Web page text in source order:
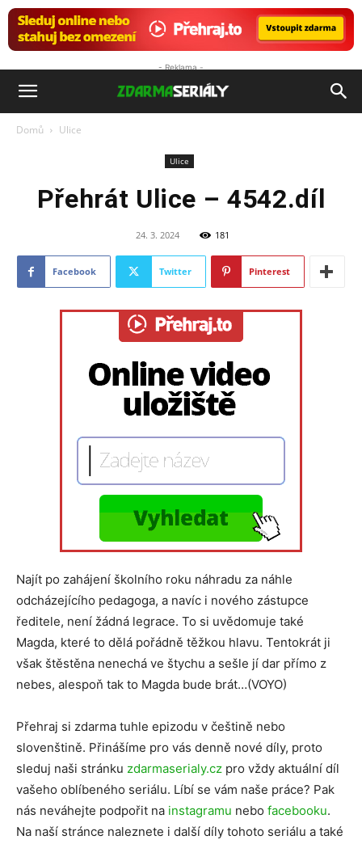
- Reklama -
ZdarmaSeriály.cz
Domů Ulice
Ulice
Přehrát Ulice – 4542.díl
24. 3. 2024 181
Facebook Twitter Pinterest
Najít po zahájení školního roku náhradu za náhle
odcházejícího pedagoga, a navíc i nového zástupce
ředitele, není žádná legrace. To si uvědomuje také
Magda, které to dělá pořádně těžkou hlavu. Tentokrát ji
však štěstěna nenechá ve štychu a sešle jí dar přímo z
nebes, alespoň tak to Magda bude brát…(VOYO)
Přehraj si zdarma tuhle epizodu v češtině nebo
slovenštině. Přinášíme pro vás denně nové díly, proto
sleduj naši stránku zdarmaserialy.cz pro vždy aktuální díl
vašeho oblíbeného seriálu. Líbí se vám naše práce? Pak
nás neváhejte podpořit na instagramu nebo facebooku.
Na naší stránce naleznete i další díly tohoto seriálu a také